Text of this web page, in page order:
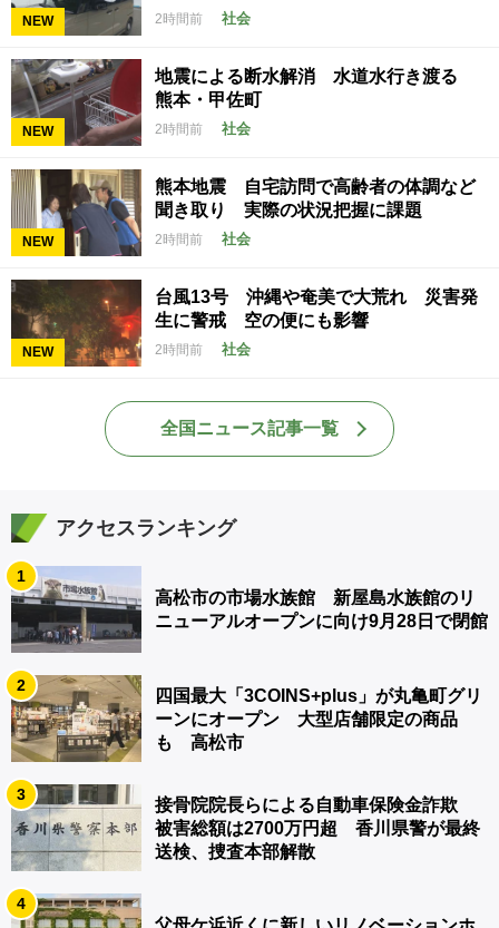
NEW 2時間前 社会
NEW
地震による断水解消 水道水行き渡る
熊本・甲佐町
2時間前 社会
NEW
熊本地震 自宅訪問で高齢者の体調など
聞き取り 実際の状況把握に課題
2時間前 社会
NEW
台風13号 沖縄や奄美で大荒れ 災害発
生に警戒 空の便にも影響
2時間前 社会
全国ニュース記事一覧
アクセスランキング
1
高松市の市場水族館 新屋島水族館のリ
ニューアルオープンに向け9月28日で閉館
2
四国最大「3COINS+plus」が丸亀町グリ
ーンにオープン 大型店舗限定の商品
も 高松市
3
接骨院院長らによる自動車保険金詐欺
被害総額は2700万円超 香川県警が最終
送検、捜査本部解散
4